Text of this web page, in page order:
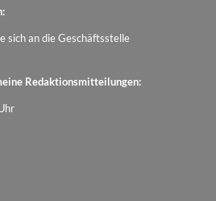
sich an die Geschäftsstelle
Redaktionsmitteilungen: